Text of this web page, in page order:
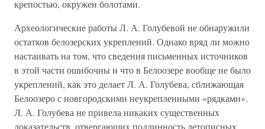
крепостью, окружен болотами.
Археологические работы Л. А. Голубевой не обнаружили
остатков белозерских укреплений. Однако вряд ли можно
настаивать на том, что сведения письменных источников
в этой части ошибочны и что в Белоозере вообще не было
укреплений, как это делает Л. А. Голубева, сближающая
Белоозеро с новгородскими неукрепленными «рядками».
Л. А. Голубева не привела никаких существенных
доказательств, отвергающих подлинность летописных